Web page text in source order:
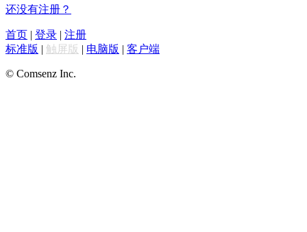
还没有注册？
首页 | 登录 | 注册
标准版 | 触屏版 | 电脑版 | 客户端
© Comsenz Inc.